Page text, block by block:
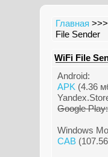
Главная >>>
File Sender
WiFi File
Android:
APK (4.36
Google
Windows
CAB